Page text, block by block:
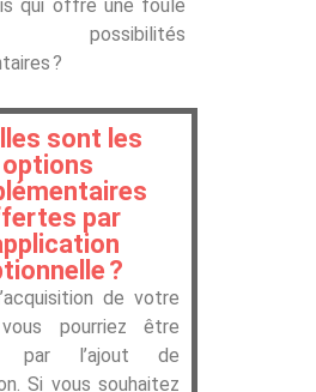
qui offre une foule
?
sont les
options
par
?
de votre
pourriez être
par l’ajout de
Si vous souhaitez